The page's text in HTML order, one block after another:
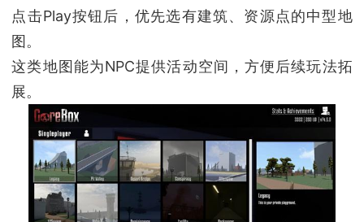
点击Play按钮后，优先选有建筑、资源点的中型地
图。
这类地图能为NPC提供活动空间，方便后续玩法拓
展。